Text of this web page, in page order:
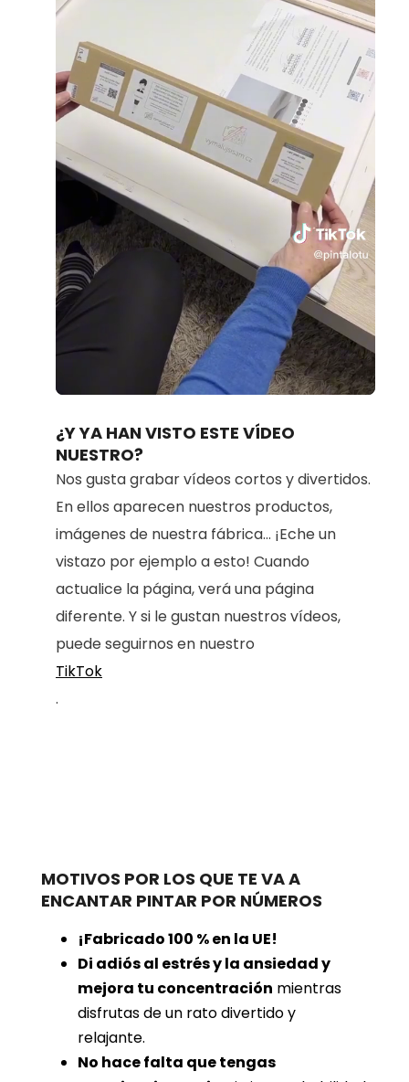
Loaded:
70.98%
¿Y YA HAN VISTO ESTE VÍDEO
NUESTRO?
Nos gusta grabar vídeos cortos y divertidos.
En ellos aparecen nuestros productos,
imágenes de nuestra fábrica... ¡Eche un
vistazo por ejemplo a esto! Cuando
actualice la página, verá una página
diferente. Y si le gustan nuestros vídeos,
puede seguirnos en nuestro
TikTok
.
MOTIVOS POR LOS QUE TE VA A
ENCANTAR PINTAR POR NÚMEROS
¡Fabricado 100 % en la UE!
Di adiós al estrés y la ansiedad y
mejora tu concentración mientras
disfrutas de un rato divertido y
relajante.
No hace falta que tengas